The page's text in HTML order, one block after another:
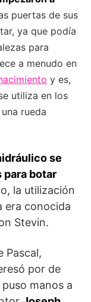
puertas de sus
ya que podía
para
a menudo en
y es,
utiliza en los
rueda
se
para botar
la utilización
era conocida
Stevin.
Pascal,
por de
manos a